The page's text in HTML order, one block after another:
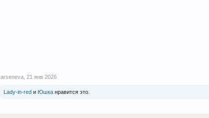
arseneva 21 янв 2026
Lady-in-red и Юшка нравится это.